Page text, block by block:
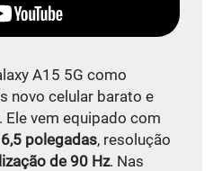
A15 5G como
novo celular barato e
vem equipado com
6,5 polegadas, resolução
de 90 Hz. Nas